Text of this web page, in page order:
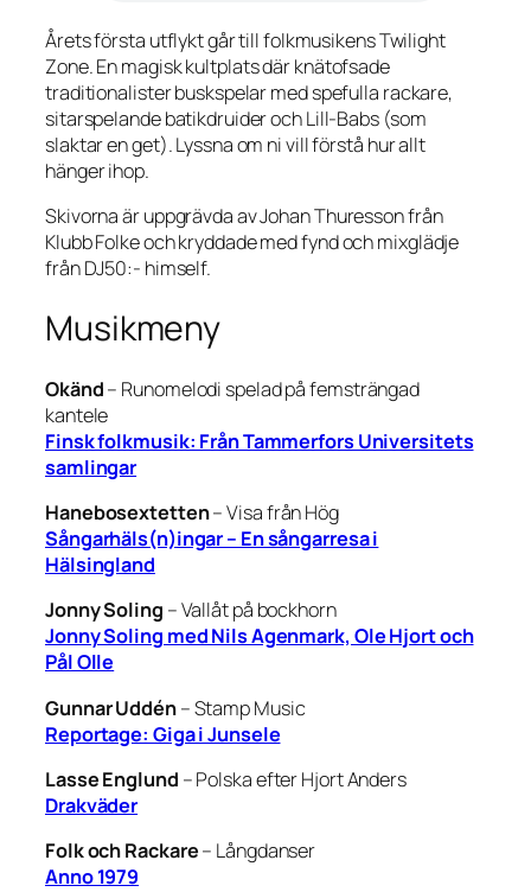
Årets första utflykt går till folkmusikens Twilight
Zone. En magisk kultplats där knätofsade
traditionalister buskspelar med spefulla rackare,
sitarspelande batikdruider och Lill-Babs (som
slaktar en get). Lyssna om ni vill förstå hur allt
hänger ihop.
Skivorna är uppgrävda av Johan Thuresson från
Klubb Folke och kryddade med fynd och mixglädje
från DJ50:- himself.
Musikmeny
Okänd– Runomelodi spelad på femsträngad
kantele
Finsk folkmusik: Från Tammerfors Universitets
samlingar
Hanebosextetten–Visa från Hög
Sångarhäls(n)ingar – En sångarresa i
Hälsingland
Jonny Soling –Vallåt på bockhorn
Jonny Soling med Nils Agenmark, Ole Hjort och
Pål Olle
Gunnar Uddén–Stamp Music
Reportage: Giga i Junsele
Lasse Englund –Polska efter Hjort Anders
Drakväder
Folk och Rackare– Långdanser
Anno 1979